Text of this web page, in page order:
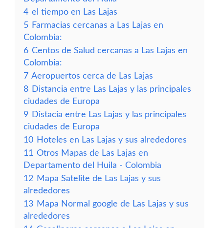
4 el tiempo en Las Lajas
5 Farmacias cercanas a Las Lajas en
Colombia:
6 Centos de Salud cercanas a Las Lajas en
Colombia:
7 Aeropuertos cerca de Las Lajas
8 Distancia entre Las Lajas y las principales
ciudades de Europa
9 Distacia entre Las Lajas y las principales
ciudades de Europa
10 Hoteles en Las Lajas y sus alrededores
11 Otros Mapas de Las Lajas en
Departamento del Huila - Colombia
12 Mapa Satelite de Las Lajas y sus
alrededores
13 Mapa Normal google de Las Lajas y sus
alrededores